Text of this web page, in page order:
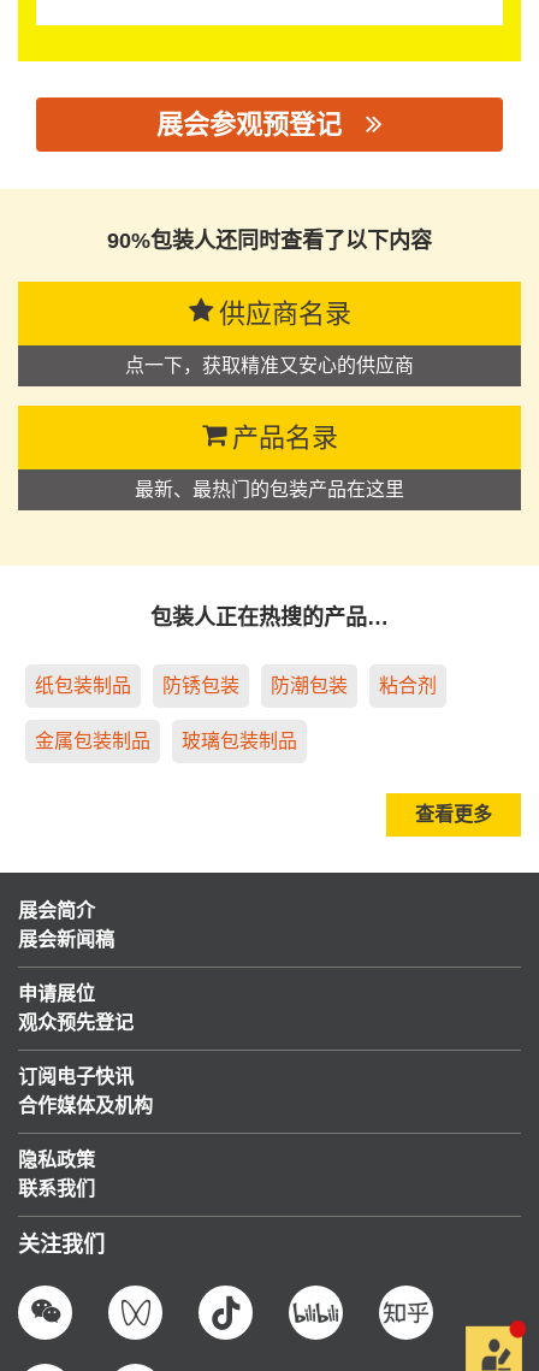
展会参观预登记
90%包装人还同时查看了以下内容
供应商名录
点一下，获取精准又安心的供应商
产品名录
最新、最热门的包装产品在这里
包装人正在热搜的产品…
纸包装制品 防锈包装 防潮包装 粘合剂
金属包装制品 玻璃包装制品
查看更多
展会简介
展会新闻稿
申请展位
观众预先登记
订阅电子快讯
合作媒体及机构
隐私政策
联系我们
关注我们